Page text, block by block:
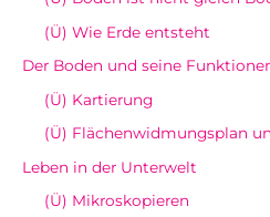
(Ü) Wie Erde entsteht
Der Boden und seine
(Ü) Kartierung
(Ü) Flächenwidmungsplan
Leben in der Unterwelt
(Ü) Mikroskopieren